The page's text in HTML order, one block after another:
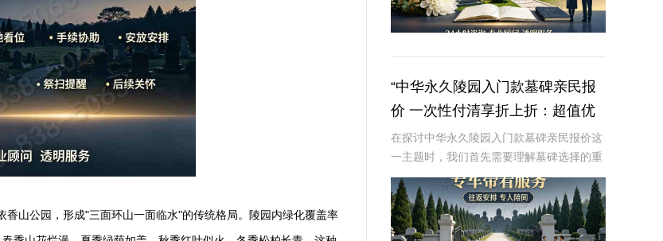
山公园，形成"三面环山一面临水"的传统格局。陵园内绿化覆盖率
“中华永久陵园入门款墓碑亲民报
价 一次性付清享折上折：超值优
惠与便捷选择的完美结合”
在探讨中华永久陵园入门款墓碑亲民报价这
一主题时，我们首先需要理解墓碑选择的重
要性及其对逝者与生者的影响。墓碑不仅是
对逝者的纪念，也是对生者情感的寄托。因
此，选择一款既符合预算又具有纪念意义的
墓碑显得尤